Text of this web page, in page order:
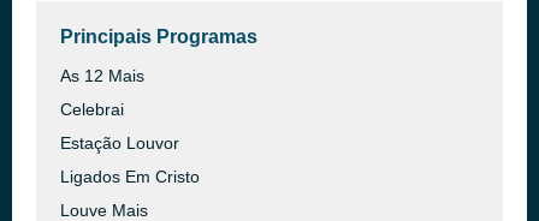
Principais Programas
As 12 Mais
Celebrai
Estação Louvor
Ligados Em Cristo
Louve Mais